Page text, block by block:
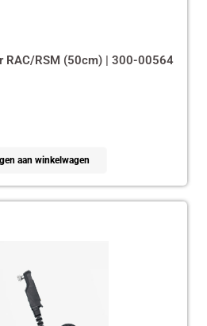
RAC/RSM (50cm) | 300-00564
aan winkelwagen